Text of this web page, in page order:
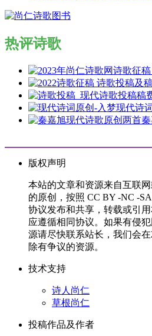
热评诗歌
现代诗
版权声明
本站的文章和资源来自互联
的原创，按照 CC BY -NC -
协议发布和共享，转载或引
应遵循相同协议。如果有侵
源请尽快联系站长，我们会在
除有争议的资源。
技术支持
诗人尚仁
草根尚仁
投稿作品及作者